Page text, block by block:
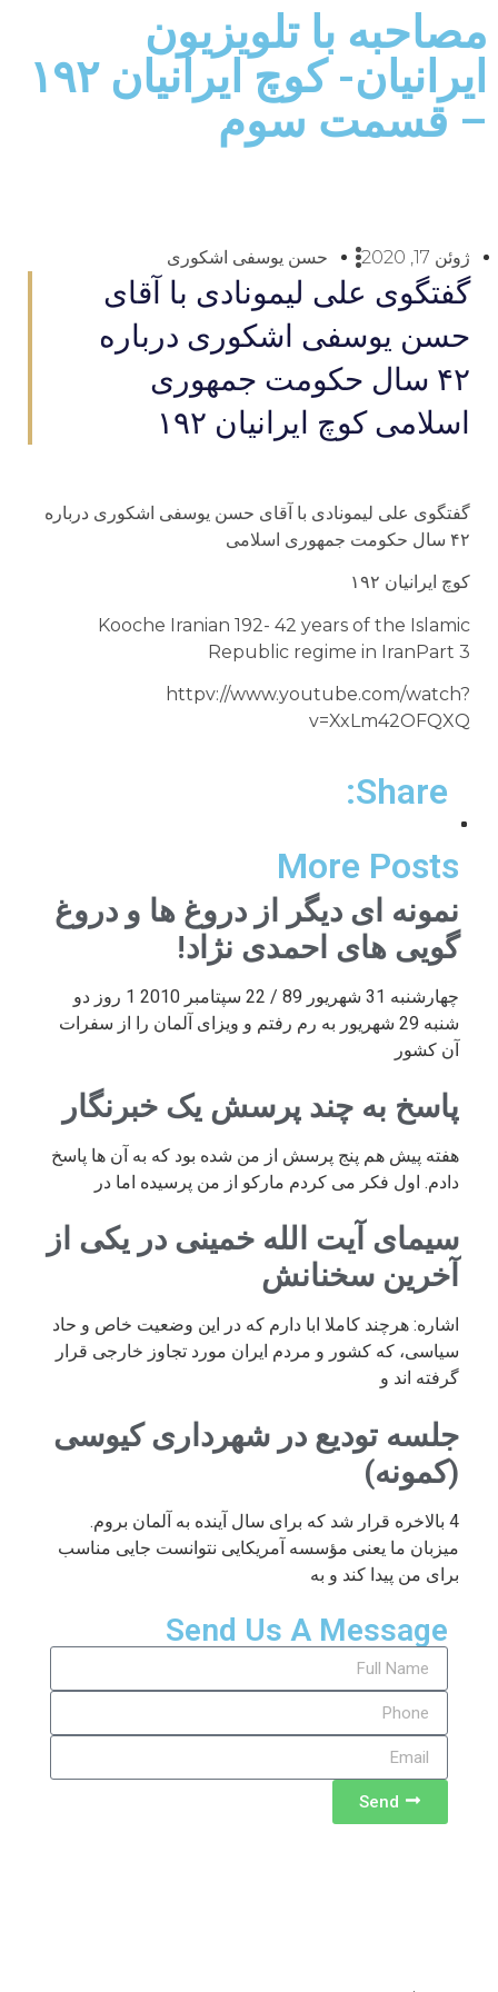
مصاحبه با تلویزیون
ایرانیان- کوچ ایرانیان ۱۹۲
– قسمت سوم
ژوئن 17, 2020 حسن یوسفی اشکوری
گفتگوی علی لیمونادی با آقای
حسن یوسفی اشکوری درباره
۴۲ سال حکومت جمهوری
اسلامی کوچ ایرانیان ۱۹۲
گفتگوی علی لیمونادی با آقای حسن یوسفی اشکوری درباره
۴۲ سال حکومت جمهوری اسلامی
کوچ ایرانیان ۱۹۲
Kooche Iranian 192- 42 years of the Islamic
Republic regime in IranPart 3
httpv://www.youtube.com/watch?
v=XxLm42OFQXQ
Share:
More Posts
نمونه ای دیگر از دروغ ها و دروغ
گویی های احمدی نژاد!
چهارشنبه 31 شهریور 89 / 22 سپتامبر 2010 1 روز دو
شنبه 29 شهریور به رم رفتم و ویزای آلمان را از سفرات
آن کشور
پاسخ به چند پرسش یک خبرنگار
هفته پیش هم پنج پرسش از من شده بود که به آن ها پاسخ
دادم. اول فکر می کردم مارکو از من پرسیده اما در
سیمای آیت الله خمینی در یکی از
آخرین سخنانش
اشاره: هرچند کاملا ابا دارم که در این وضعیت خاص و حاد
سیاسی، که کشور و مردم ایران مورد تجاوز خارجی قرار
گرفته اند و
جلسه تودیع در شهرداری کیوسی
(کمونه)
4 بالاخره قرار شد که برای سال آینده به آلمان بروم.
میزبان ما یعنی مؤسسه آمریکایی نتوانست جایی مناسب
برای من پیدا کند و به
Send Us A Message
Send